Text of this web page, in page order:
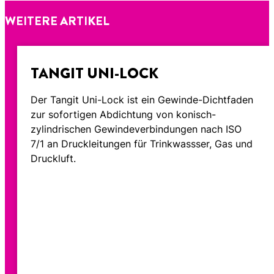
WEITERE ARTIKEL
TANGIT UNI-LOCK
Der Tangit Uni-Lock ist ein Gewinde-Dichtfaden
zur sofortigen Abdichtung von konisch-
zylindrischen Gewindeverbindungen nach ISO
7/1 an Druckleitungen für Trinkwassser, Gas und
Druckluft.